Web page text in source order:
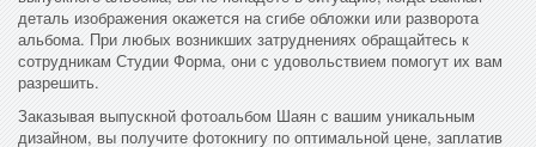
деталь изображения окажется на сгибе обложки или разворота
альбома. При любых возникших затруднениях обращайтесь к
сотрудникам Студии Форма, они с удовольствием помогут их вам
разрешить.
Заказывая выпускной фотоальбом Шаян с вашим уникальным
дизайном, вы получите фотокнигу по оптимальной цене, заплатив